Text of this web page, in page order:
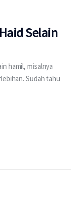
Selain
hamil, misalnya
Sudah tahu